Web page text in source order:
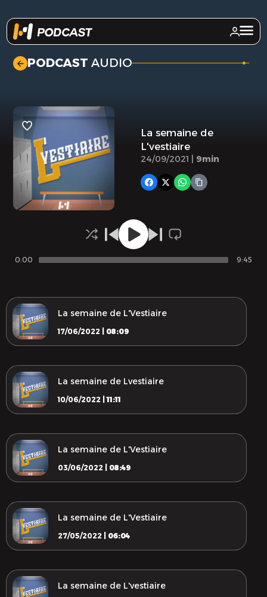
PODCAST AUDIO .
La semaine de
L'vestiaire
24/09/2021 | 9min
0:00 9:45
La semaine de L'Vestiaire
17/06/2022 | 08:09
La semaine de Lvestiaire
10/06/2022 |11:11
La semaine de L'Vestiaire
03/06/2022 | 08:49
La semaine de L'Vestiaire
27/05/2022 | 06:04
La semaine de L'vestiaire